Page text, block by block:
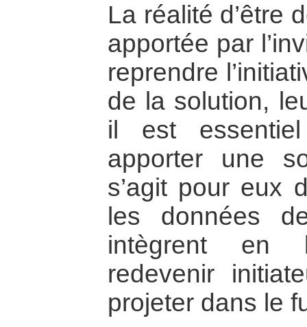
La réalité d’être
apportée par
reprendre
de la solution,
il est
apporter une
s’agit pour eux
les données
intègrent en
redevenir
projeter dans le